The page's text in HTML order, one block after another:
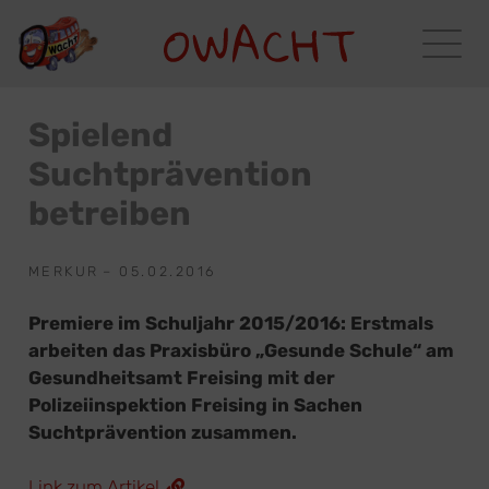
Spielend
Suchtprävention
betreiben
MERKUR – 05.02.2016
Premiere im Schuljahr 2015/2016: Erstmals
arbeiten das Praxisbüro „Gesunde Schule“ am
Gesundheitsamt Freising mit der
Polizeiinspektion Freising in Sachen
Suchtprävention zusammen.